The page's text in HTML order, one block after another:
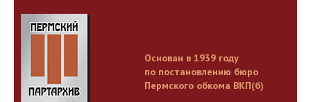
Основан в 1939 году
по постановлению бюро
Пермского обкома ВКП(б)